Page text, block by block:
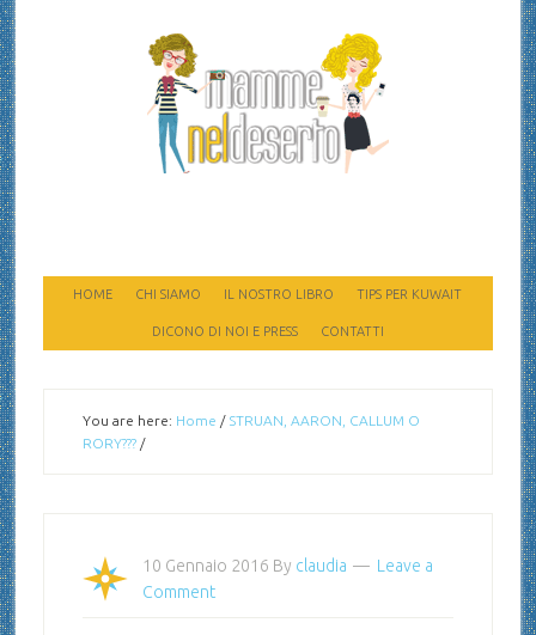
HOME CHI SIAMO IL NOSTRO LIBRO TIPS PER KUWAIT
DICONO DI NOI E PRESS CONTATTI
You are here: Home / STRUAN, AARON, CALLUM O
RORY??? /
10 Gennaio 2016 By claudia
Leave a
Comment